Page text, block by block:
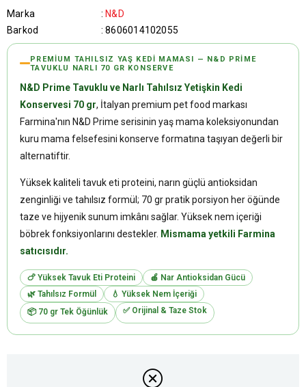
Marka : N&D
Barkod
: 8606014102055
PREMIUM TAHILSIZ YAŞ KEDI MAMASI — N&D PRIME
TAVUKLU NARLI 70 GR KONSERVE
N&D Prime Tavuklu ve Narlı Tahılsız Yetişkin Kedi
Konservesi 70 gr, İtalyan premium pet food markası
Farmina'nın N&D Prime serisinin yaş mama koleksiyonundan
kuru mama felsefesini konserve formatına taşıyan değerli bir
alternatiftir.
Yüksek kaliteli tavuk eti proteini, narın güçlü antioksidan
zenginliği ve tahılsız formül; 70 gr pratik porsiyon her öğünde
taze ve hijyenik sunum imkânı sağlar. Yüksek nem içeriği
böbrek fonksiyonlarını destekler. Mismama yetkili Farmina
satıcısıdır.
🍗 Yüksek Tavuk Eti Proteini
🍎 Nar Antioksidan Gücü
🌿 Tahılsız Formül
💧 Yüksek Nem İçeriği
📦 70 gr Tek Öğünlük
✅ Orijinal & Taze Stok